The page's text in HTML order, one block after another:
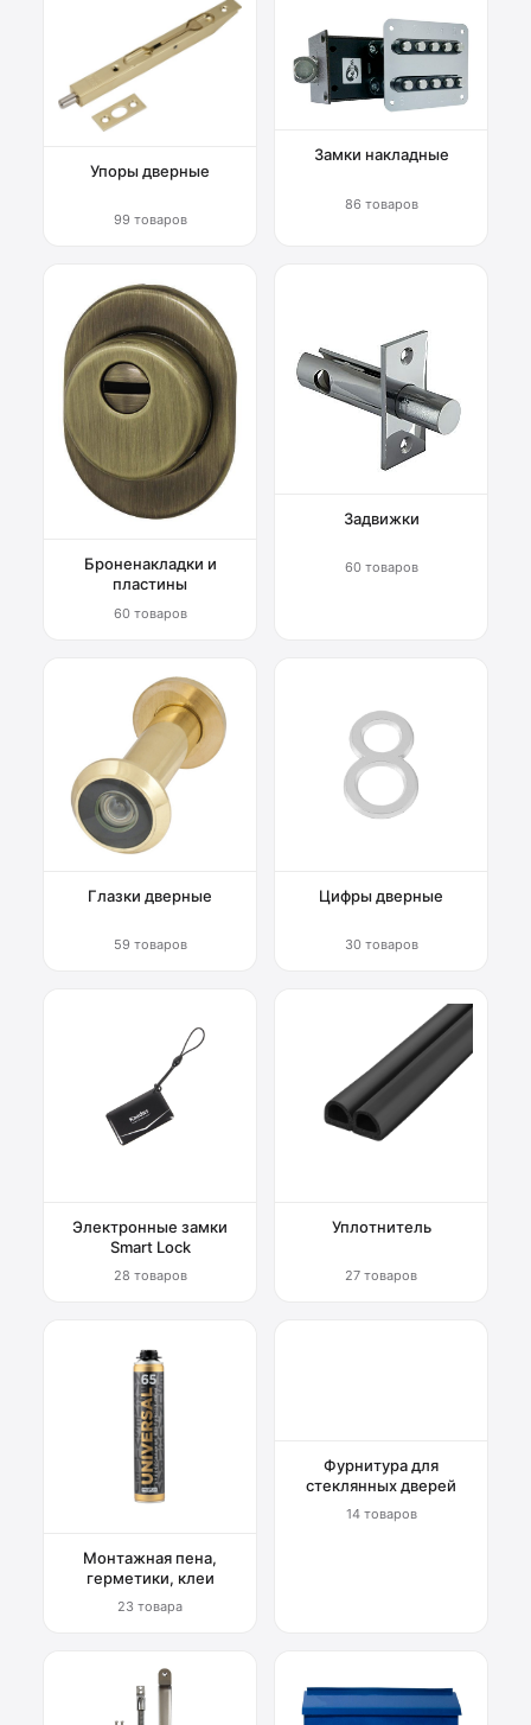
Упоры дверные
99 товаров
Замки накладные
86 товаров
Броненакладки и
пластины
60 товаров
Задвижки
60 товаров
Глазки дверные
59 товаров
Цифры дверные
30 товаров
Электронные замки
Smart Lock
28 товаров
Уплотнитель
27 товаров
Монтажная пена,
герметики, клеи
23 товара
Фурнитура для
стеклянных дверей
14 товаров